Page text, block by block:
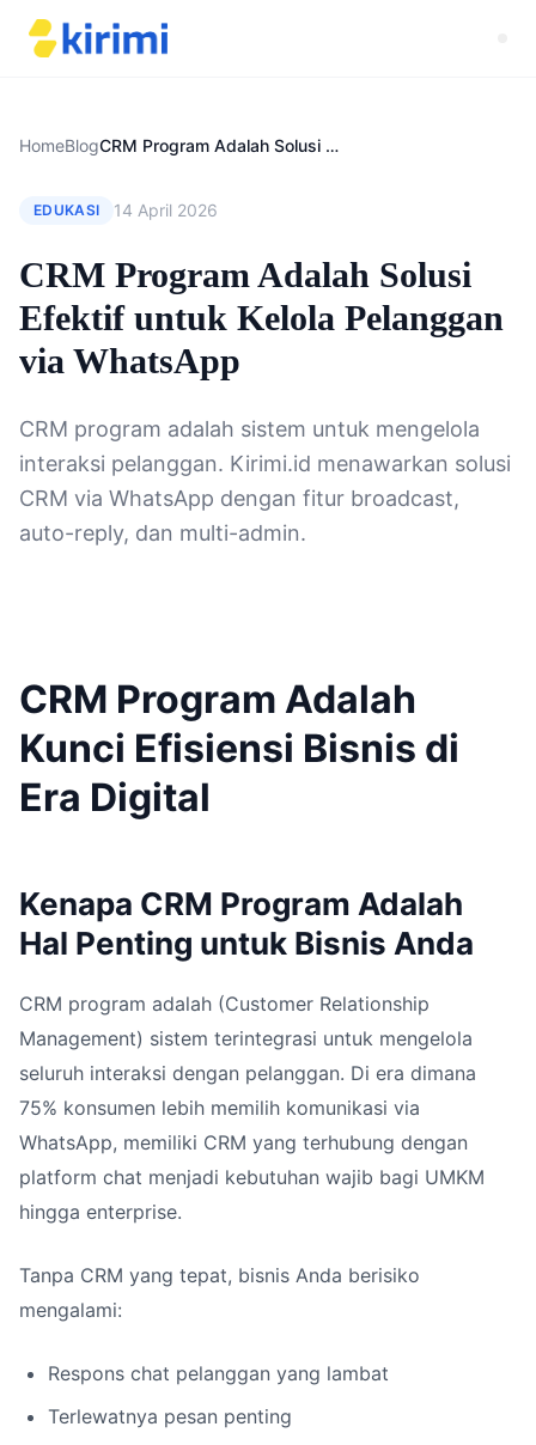
HomeBlog CRM Program Adalah Solusi Efektif untuk Kelola Pelanggan via WhatsApp
EDUKASI 14 April 2026
CRM Program Adalah Solusi
Efektif untuk Kelola Pelanggan
via WhatsApp
CRM program adalah sistem untuk mengelola
interaksi pelanggan. Kirimi.id menawarkan solusi
CRM via WhatsApp dengan fitur broadcast,
auto-reply, dan multi-admin.
CRM Program Adalah
Kunci Efisiensi Bisnis di
Era Digital
Kenapa CRM Program Adalah
Hal Penting untuk Bisnis Anda
CRM program adalah (Customer Relationship
Management) sistem terintegrasi untuk mengelola
seluruh interaksi dengan pelanggan. Di era dimana
75% konsumen lebih memilih komunikasi via
WhatsApp, memiliki CRM yang terhubung dengan
platform chat menjadi kebutuhan wajib bagi UMKM
hingga enterprise.
Tanpa CRM yang tepat, bisnis Anda berisiko
mengalami:
Respons chat pelanggan yang lambat
Terlewatnya pesan penting